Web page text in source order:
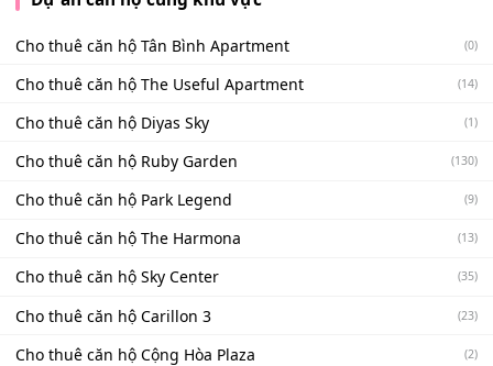
Cho thuê căn hộ Tân Bình Apartment (0)
Cho thuê căn hộ The Useful Apartment (14)
Cho thuê căn hộ Diyas Sky (1)
Cho thuê căn hộ Ruby Garden (130)
Cho thuê căn hộ Park Legend (9)
Cho thuê căn hộ The Harmona (13)
Cho thuê căn hộ Sky Center (35)
Cho thuê căn hộ Carillon 3 (23)
Cho thuê căn hộ Cộng Hòa Plaza (2)